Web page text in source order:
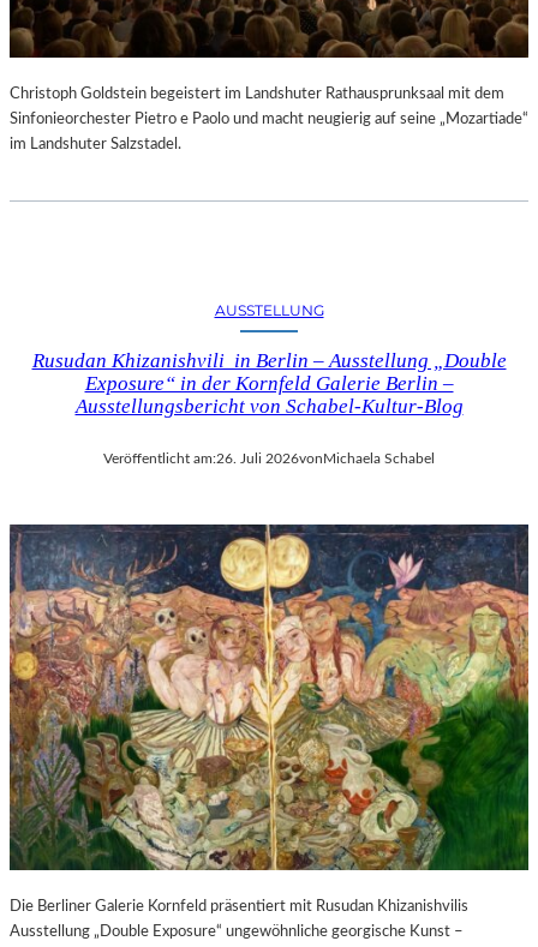
Christoph Goldstein begeistert im Landshuter Rathausprunksaal mit dem
Sinfonieorchester Pietro e Paolo und macht neugierig auf seine „Mozartiade“
im Landshuter Salzstadel.
AUSSTELLUNG
Rusudan Khizanishvili in Berlin – Ausstellung „Double
Exposure“ in der Kornfeld Galerie Berlin –
Ausstellungsbericht von Schabel-Kultur-Blog
Veröffentlicht am:26. Juli 2026von Michaela Schabel
Die Berliner Galerie Kornfeld präsentiert mit Rusudan Khizanishvilis
Ausstellung „Double Exposure“ ungewöhnliche georgische Kunst –